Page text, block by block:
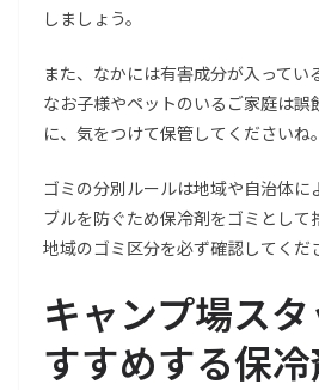
しましょう。
また、なかには有害成分が入ってい
なお子様やペットのいるご家庭は誤
に、気をつけて保管してくださいね。
ゴミの分別ルールは地域や自治体に
ブルを防ぐため保冷剤をゴミとして
地域のゴミ区分を必ず確認してくだ
キャンプ場ス
すすめする保